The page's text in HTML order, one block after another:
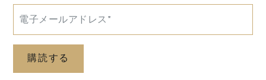
電子メールアドレス*
購読する